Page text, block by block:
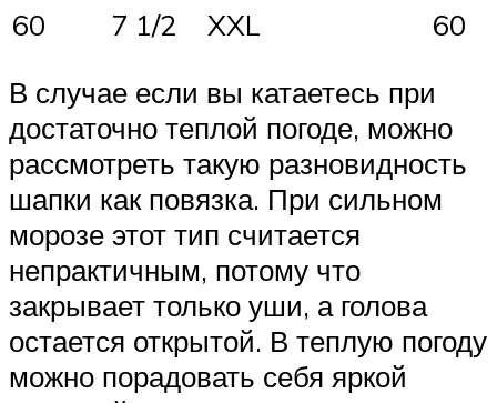
60
7 1/2 XXL
60
В случае если вы катаетесь при
достаточно теплой погоде, можно
рассмотреть такую разновидность
шапки как повязка. При сильном
морозе этот тип считается
непрактичным, потому что
закрывает только уши, а голова
остается открытой. В теплую погоду
можно порадовать себя яркой